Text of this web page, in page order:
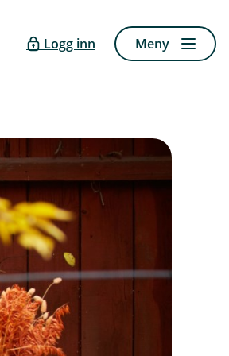
Logg inn Meny